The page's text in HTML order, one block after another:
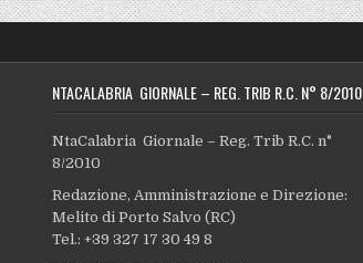
NTACALABRIA GIORNALE – REG. TRIB R.C. N° 8/2010
NtaCalabria Giornale – Reg. Trib R.C. n°
8/2010
Redazione, Amministrazione e Direzione:
Melito di Porto Salvo (RC)
Tel.: +39 327 17 30 49 8